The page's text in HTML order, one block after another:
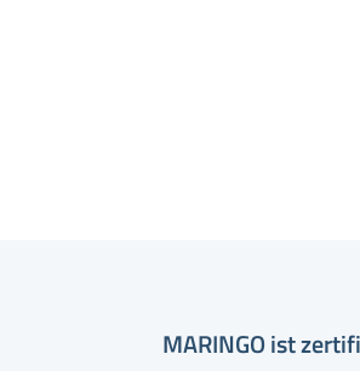
MARINGO ist